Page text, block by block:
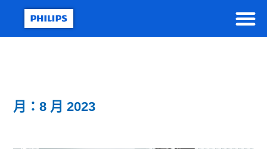
月：8 月 2023